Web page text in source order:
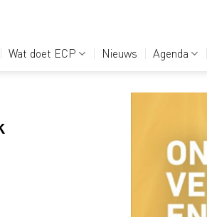
Wat doet ECP Nieuws Agenda